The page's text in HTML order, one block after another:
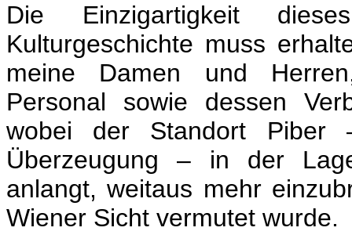
Die Einzigartigkeit
Kulturgeschichte muss
meine Damen und
Personal sowie dessen
wobei der Standort Piber
Überzeugung – in der
anlangt, weitaus mehr
Wiener Sicht vermutet wurde.